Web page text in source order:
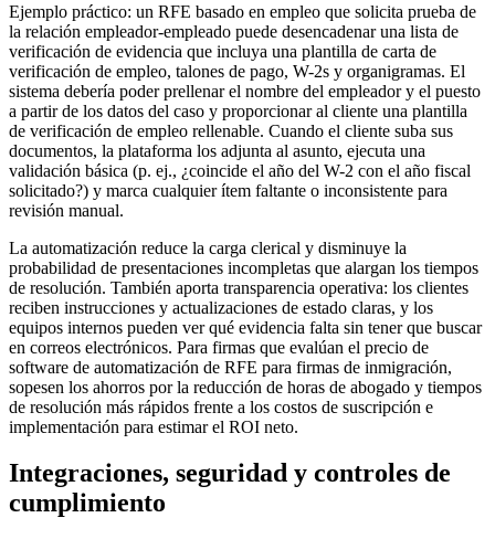
Ejemplo práctico: un RFE basado en empleo que solicita prueba de
la relación empleador-empleado puede desencadenar una lista de
verificación de evidencia que incluya una plantilla de carta de
verificación de empleo, talones de pago, W-2s y organigramas. El
sistema debería poder prellenar el nombre del empleador y el puesto
a partir de los datos del caso y proporcionar al cliente una plantilla
de verificación de empleo rellenable. Cuando el cliente suba sus
documentos, la plataforma los adjunta al asunto, ejecuta una
validación básica (p. ej., ¿coincide el año del W-2 con el año fiscal
solicitado?) y marca cualquier ítem faltante o inconsistente para
revisión manual.
La automatización reduce la carga clerical y disminuye la
probabilidad de presentaciones incompletas que alargan los tiempos
de resolución. También aporta transparencia operativa: los clientes
reciben instrucciones y actualizaciones de estado claras, y los
equipos internos pueden ver qué evidencia falta sin tener que buscar
en correos electrónicos. Para firmas que evalúan el precio de
software de automatización de RFE para firmas de inmigración,
sopesen los ahorros por la reducción de horas de abogado y tiempos
de resolución más rápidos frente a los costos de suscripción e
implementación para estimar el ROI neto.
Integraciones, seguridad y controles de
cumplimiento